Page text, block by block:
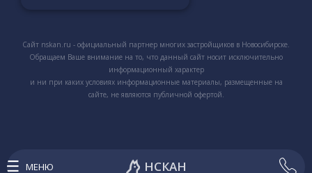
Сайт nskan.ru - официальный партнер многих застройщиков в Новосибирске.
Обращаем Ваше внимание на то, что данный сайт носит исключительно
информационный характер
и ни при каких условиях информационные материалы, размещенные на
сайте, не являются публичной офертой.